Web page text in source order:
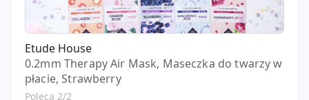
Etude House
0.2mm Therapy Air Mask, Maseczka do twarzy w
płacie, Strawberry
Poleca 2/2